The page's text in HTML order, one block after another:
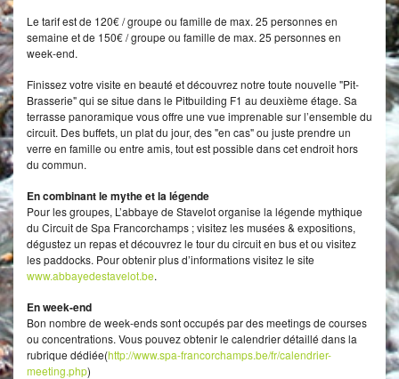
Le tarif est de 120€ / groupe ou famille de max. 25 personnes en
semaine et de 150€ / groupe ou famille de max. 25 personnes en
week-end.
Finissez votre visite en beauté et découvrez notre toute nouvelle "Pit-
Brasserie" qui se situe dans le Pitbuilding F1 au deuxième étage. Sa
terrasse panoramique vous offre une vue imprenable sur l’ensemble du
circuit. Des buffets, un plat du jour, des "en cas" ou juste prendre un
verre en famille ou entre amis, tout est possible dans cet endroit hors
du commun.
En combinant le mythe et la légende
Pour les groupes, L’abbaye de Stavelot organise la légende mythique
du Circuit de Spa Francorchamps ; visitez les musées & expositions,
dégustez un repas et découvrez le tour du circuit en bus et ou visitez
les paddocks. Pour obtenir plus d’informations visitez le site
www.abbayedestavelot.be.
En week-end
Bon nombre de week-ends sont occupés par des meetings de courses
ou concentrations. Vous pouvez obtenir le calendrier détaillé dans la
rubrique dédiée(http://www.spa-francorchamps.be/fr/calendrier-
meeting.php)